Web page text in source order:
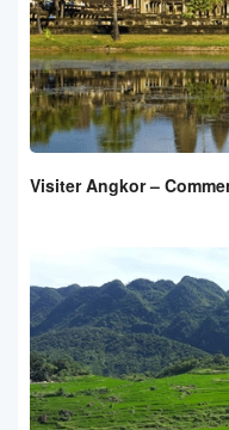
Visiter Angkor –